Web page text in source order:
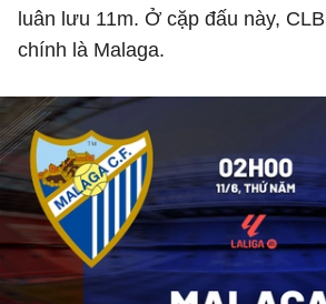
luân lưu 11m. Ở cặp đấu này,
chính là Malaga.